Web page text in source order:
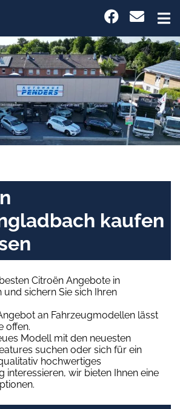
kaufen
Citroën Angebote in
sichern Sie sich Ihren
an Fahrzeugmodellen lässt
offen.
Modell mit den neuesten
suchen oder sich für ein
hochwertiges
interessieren, wir bieten Ihnen eine